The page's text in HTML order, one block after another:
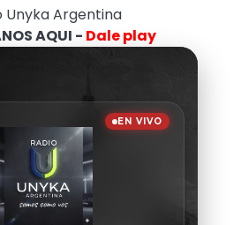
Unyka Argentina
AQUI - Dale play